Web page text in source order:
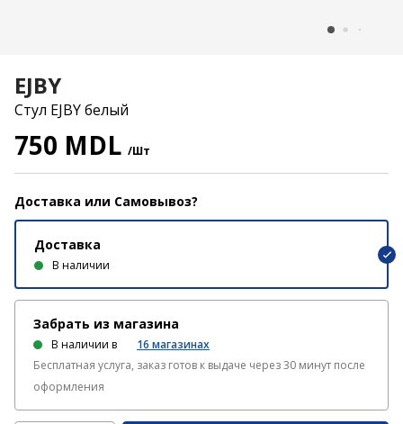
EJBY
Стул EJBY белый
750 MDL /Шт
Доставка или Самовывоз?
Доставка
В наличии
Забрать из магазина
В наличии в 16 магазинах
Бесплатная услуга, заказ готов к выдаче через 30 минут после
оформления